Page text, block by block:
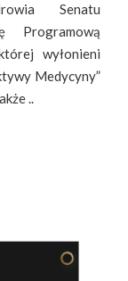
Senatu
Programową
wyłonieni
Medycyny”
..